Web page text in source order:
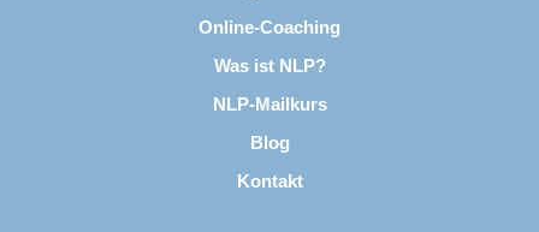
Online-Coaching
Was ist NLP?
NLP-Mailkurs
Blog
Kontakt